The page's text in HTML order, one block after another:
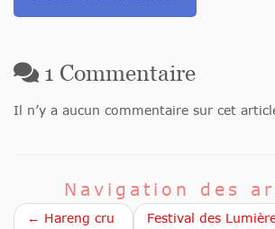
1 Commentaire
Il n’y a aucun commentaire sur cet
Navigation des
← Hareng cru
Festival des